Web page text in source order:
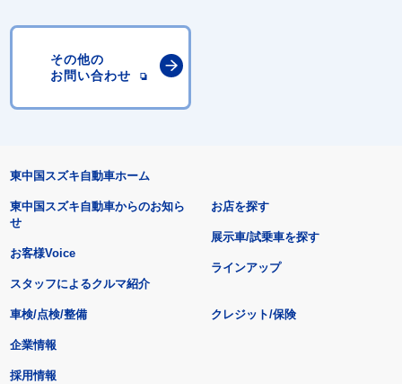
その他の
お問い合わせ
東中国スズキ自動車ホーム
東中国スズキ自動車からのお知ら
せ
お客様Voice
スタッフによるクルマ紹介
お店を探す
展示車/試乗車を探す
ラインアップ
車検/点検/整備 クレジット/保険
企業情報
採用情報